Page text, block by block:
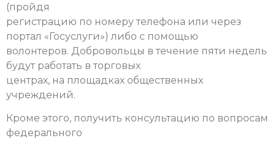
(пройдя
регистрацию по номеру телефона или через
портал «Госуслуги») либо с помощью
волонтеров. Добровольцы в течение пяти недель
будут работать в торговых
центрах, на площадках общественных
учреждений.
Кроме этого, получить консультацию по вопросам
федерального